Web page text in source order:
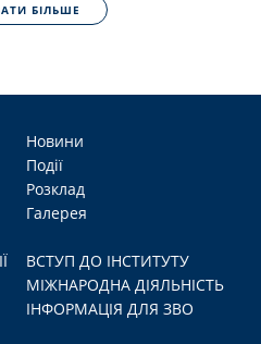
БІЛЬШЕ
Новини
Події
Розклад
Галерея
ВСТУП ДО ІНСТИТУТУ
МІЖНАРОДНА ДІЯЛЬНІСТЬ
ІНФОРМАЦІЯ ДЛЯ ЗВО